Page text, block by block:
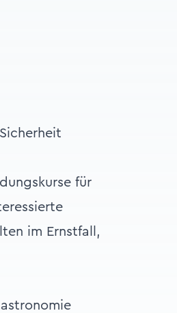
für
im Ernstfall,